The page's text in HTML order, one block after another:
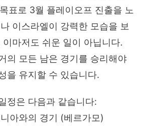
표로 3월 플레이오프 진출을 노
이스라엘이 강력한 모습을 보
마저도 쉬운 일이 아닙니다.
의 모든 남은 경기를 승리해야
을 유지할 수 있습니다.
정은 다음과 같습니다:
아와의 경기 (베르가모)